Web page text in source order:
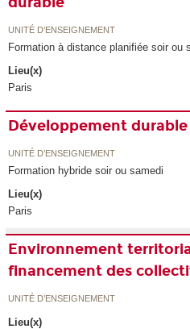
UNITÉ D’ENSEIGNEMENT
Formation à distance planifiée soir ou
Lieu(x)
Paris
Développement
UNITÉ D’ENSEIGNEMENT
Formation hybride soir ou samedi
Lieu(x)
Paris
Environnement
financement des
UNITÉ D’ENSEIGNEMENT
Lieu(x)